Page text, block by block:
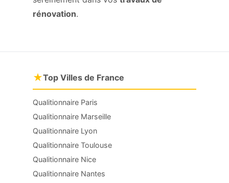
rénovation.
★Top Villes de France
Qualitionnaire Paris
Qualitionnaire Marseille
Qualitionnaire Lyon
Qualitionnaire Toulouse
Qualitionnaire Nice
Qualitionnaire Nantes